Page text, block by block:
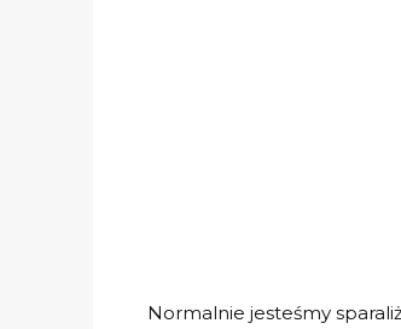
Normalnie jesteśmy